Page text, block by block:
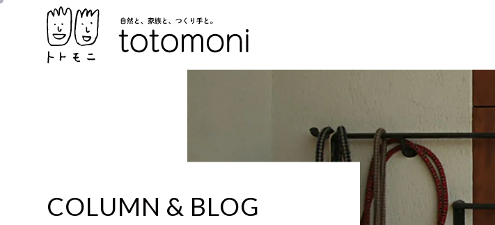
COLUMN & BLOG